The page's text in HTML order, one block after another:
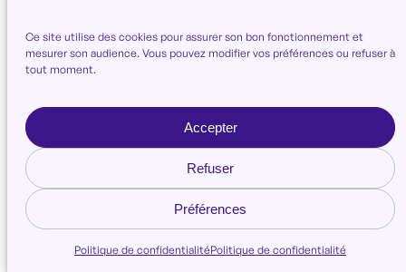
Ce site utilise des cookies pour assurer son bon fonctionnement et
mesurer son audience. Vous pouvez modifier vos préférences ou refuser à
tout moment.
Accepter
Refuser
Préférences
Politique de confidentialitéPolitique de confidentialité